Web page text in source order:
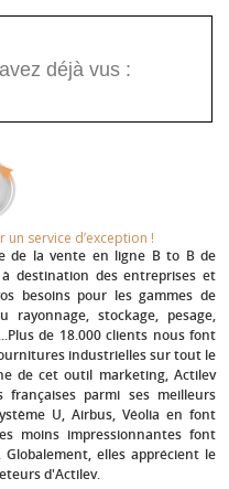
déjà vus :
service d’exception !​
de la vente en ligne B to B de
destination des entreprises et
besoins pour les gammes de
stockage, pesage,
de 18.000 clients nous font
industrielles sur tout le
de cet outil marketing, Actilev
françaises parmi ses meilleurs
U, Airbus, Véolia en font
moins impressionnantes font
elles apprécient le
d'Actilev.